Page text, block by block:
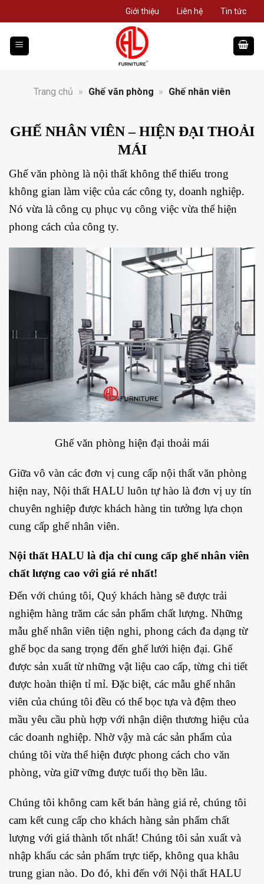
Giới thiệu Liên hệ Tin tức
Trang chủ » Ghế văn phòng » Ghế nhân viên
GHẾ NHÂN VIÊN – HIỆN ĐẠI THOẢI
MÁI
Ghế văn phòng là nội thất không thể thiếu trong
không gian làm việc của các công ty, doanh nghiệp.
Nó vừa là công cụ phục vụ công việc vừa thể hiện
phong cách của công ty.
Ghế văn phòng hiện đại thoải mái
Giữa vô vàn các đơn vị cung cấp nội thất văn phòng
hiện nay, Nội thất HALU luôn tự hào là đơn vị uy tín
chuyên nghiệp được khách hàng tin tưởng lựa chọn
cung cấp ghế nhân viên.
Nội thất HALU là địa chỉ cung cấp ghế nhân viên
chất lượng cao với giá rẻ nhất!
Đến với chúng tôi, Quý khách hàng sẽ được trải
nghiệm hàng trăm các sản phẩm chất lượng. Những
mẫu ghế nhân viên tiện nghi, phong cách đa dạng từ
ghế bọc da sang trọng đến ghế lưới hiện đại. Ghế
được sản xuất từ những vật liệu cao cấp, từng chi tiết
được hoàn thiện tỉ mỉ. Đặc biệt, các mẫu ghế nhân
viên của chúng tôi đều có thể bọc tựa và đệm theo
mầu yêu cầu phù hợp với nhận diện thương hiệu của
các doanh nghiệp. Nhờ vậy mà các sản phẩm của
chúng tôi vừa thể hiện được phong cách cho văn
phòng, vừa giữ vững được tuổi thọ bền lâu.
Chúng tôi không cam kết bán hàng giá rẻ, chúng tôi
cam kết cung cấp cho khách hàng sản phẩm chất
lượng với giá thành tốt nhất! Chúng tôi sản xuất và
nhập khẩu các sản phẩm trực tiếp, không qua khâu
trung gian nào. Do đó, khi đến với Nội thất HALU